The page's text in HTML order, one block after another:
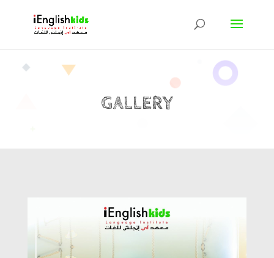
GALLERY